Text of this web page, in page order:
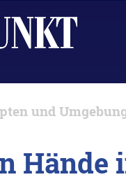
und Umgebung
Hände